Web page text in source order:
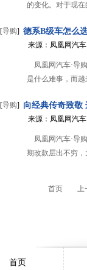
的变化。对于现
[导购] 德系B级车怎么
来源：凤凰网汽车
凤凰网汽车·导
是什么难事，而
[导购] 向经典传奇致敬
来源：凤凰网汽车
凤凰网汽车·导
期改款层出不穷
首页 上
首页